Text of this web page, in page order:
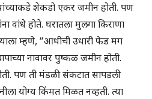
शेकडो एकर जमीन होती. पण
वांधे होते. घरातला मुलगा किराणा
म्हणे, “आधीची उधारी फेड मग
नावावर पुष्कळ जमीन होती.
पण ती मंडळी संकटात सापडली
योग्य किंमत मिळत नव्हती. त्या